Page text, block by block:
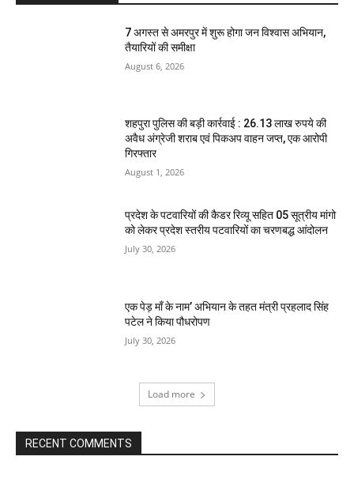
7 अगस्त से अमरपुर में शुरू होगा जन विश्वास अभियान,
तैयारियों की समीक्षा
August 6, 2026
शहपुरा पुलिस की बड़ी कार्रवाई : 26.13 लाख रुपये की
अवैध अंग्रेजी शराब एवं पिकअप वाहन जप्त, एक आरोपी
गिरफ्तार
August 1, 2026
प्रदेश के पटवारियों की कैडर रिव्यू सहित 05 सूत्रीय मांगो
को लेकर प्रदेश स्तरीय पटवारियों का चरणबद्ध आंदोलन
July 30, 2026
एक पेड़ माँ के नाम’ अभियान के तहत मंत्री प्रहलाद सिंह
पटेल ने किया पौधरोपण
July 30, 2026
Load more
RECENT COMMENTS